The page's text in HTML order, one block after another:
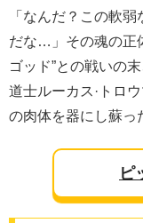
「なんだ？この軟
だな…」その魂の正
ゴッド”との戦いの
道士ルーカス·トロ
の肉体を器にし蘇っ
ピ